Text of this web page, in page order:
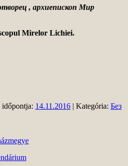
, архиепископ Мир
Mirelor Lichiei.
időpontja: 14.11.2016 | Kategória: Без